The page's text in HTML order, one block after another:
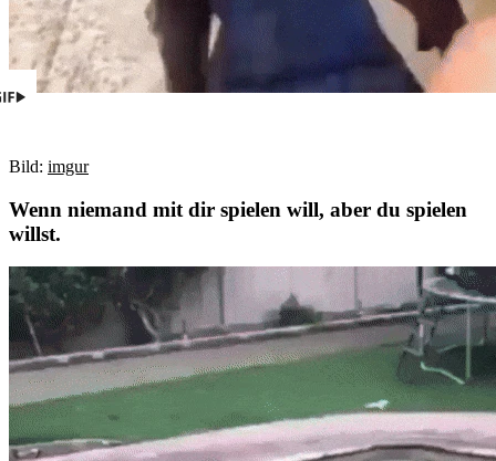
Bild: imgur
Wenn niemand mit dir spielen will, aber du spielen
willst.